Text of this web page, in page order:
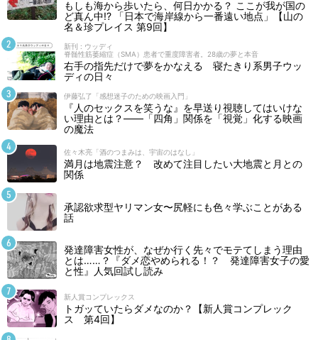
もしも海から歩いたら、何日かかる？ ここが我が国の
ど真ん中!? 「日本で海岸線から一番遠い地点」【山の
名＆珍プレイス 第9回】
新刊 : ウッディ
脊髄性筋萎縮症（SMA）患者で重度障害者。28歳の夢と本音
右手の指先だけで夢をかなえる 寝たきり系男子ウッ
ディの日々
伊藤弘了「感想迷子のための映画入門」
『人のセックスを笑うな』を早送り視聴してはいけな
い理由とは？――「四角」関係を「視覚」化する映画
の魔法
佐々木亮「酒のつまみは、宇宙のはなし」
満月は地震注意？ 改めて注目したい大地震と月との
関係
承認欲求型ヤリマン女〜尻軽にも色々学ぶことがある
話
発達障害女性が、なぜか行く先々でモテてしまう理由
とは……？『ダメ恋やめられる！？ 発達障害女子の愛
と性』人気回試し読み
新人賞コンプレックス
トガッていたらダメなのか？【新人賞コンプレック
ス 第4回】